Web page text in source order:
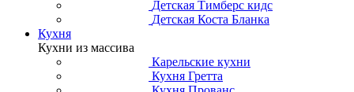
Детская Тимберс кидс
Детская Коста Бланка
Кухня
Кухни из массива
Карельские кухни
Кухня Гретта